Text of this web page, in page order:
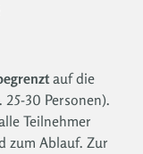
auf die
25-30 Personen).
Teilnehmer
zum Ablauf. Zur